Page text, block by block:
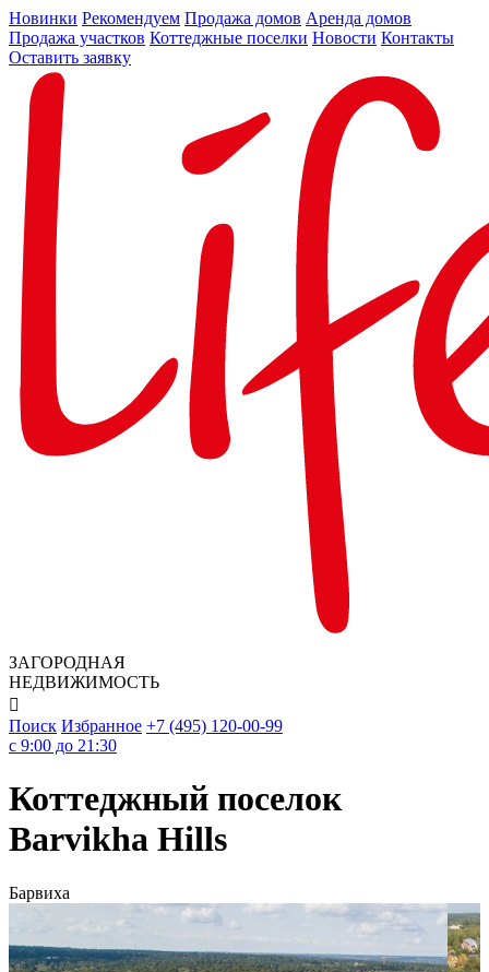
Новинки Рекомендуем Продажа домов Аренда домов
Продажа участков Коттеджные поселки Новости Контакты
Оставить заявку
ЗАГОРОДНАЯ
НЕДВИЖИМОСТЬ

Поиск Избранное +7 (495) 120-00-99
c 9:00 до 21:30
Коттеджный поселок
Barvikha Hills
Барвиха